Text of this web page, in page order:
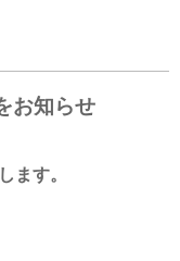
お知らせ
ます。